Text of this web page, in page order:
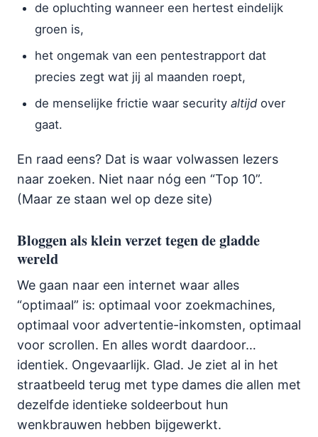
de opluchting wanneer een hertest eindelijk
groen is,
het ongemak van een pentestrapport dat
precies zegt wat jij al maanden roept,
de menselijke frictie waar securityaltijd over
gaat.
En raad eens? Dat is waar volwassen lezers
naar zoeken. Niet naar nóg een “Top 10”.
(Maar ze staan wel op deze site)
Bloggen als klein verzet tegen de gladde
wereld
We gaan naar een internet waar alles
“optimaal” is: optimaal voor zoekmachines,
optimaal voor advertentie-inkomsten, optimaal
voor scrollen. En alles wordt daardoor…
identiek. Ongevaarlijk. Glad. Je ziet al in het
straatbeeld terug met type dames die allen met
dezelfde identieke soldeerbout hun
wenkbrauwen hebben bijgewerkt.